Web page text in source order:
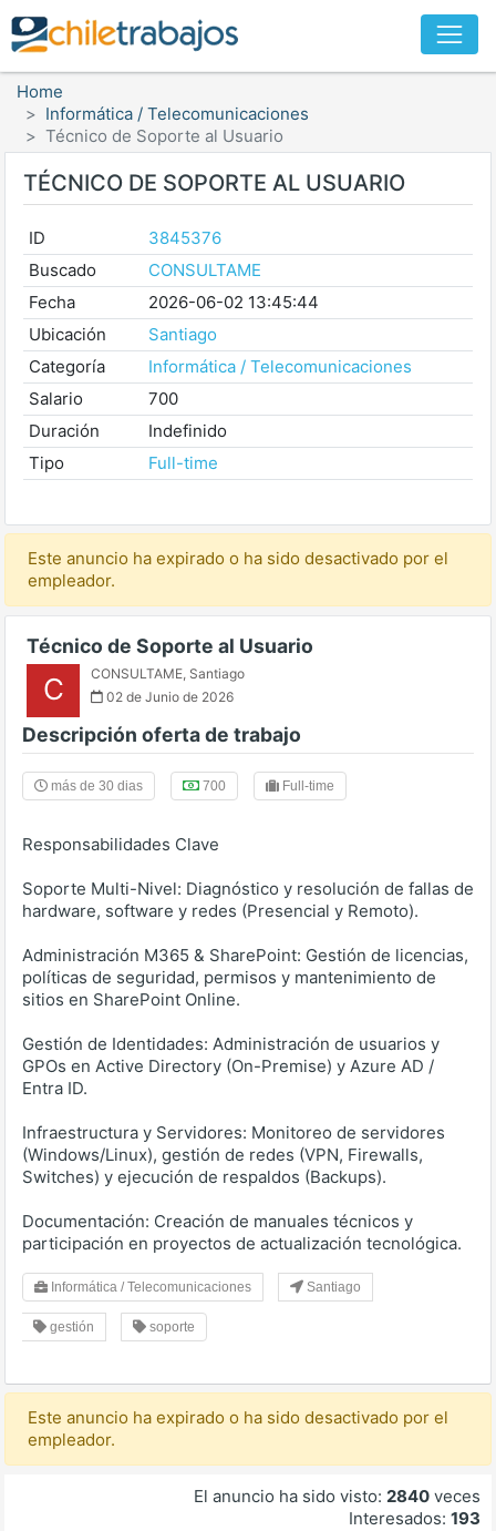
Home
Informática / Telecomunicaciones
Técnico de Soporte al Usuario
TÉCNICO DE SOPORTE AL USUARIO
ID
3845376
Buscado
CONSULTAME
Fecha
2026-06-02 13:45:44
Ubicación
Santiago
Categoría
Informática / Telecomunicaciones
Salario
700
Duración
Indefinido
Tipo
Full-time
Este anuncio ha expirado o ha sido desactivado por el
empleador.
Técnico de Soporte al Usuario
C CONSULTAME, Santiago
02 de Junio de 2026
Descripción oferta de trabajo
más de 30 dias 700 Full-time
Responsabilidades Clave
Soporte Multi-Nivel: Diagnóstico y resolución de fallas de
hardware, software y redes (Presencial y Remoto).
Administración M365 & SharePoint: Gestión de licencias,
políticas de seguridad, permisos y mantenimiento de
sitios en SharePoint Online.
Gestión de Identidades: Administración de usuarios y
GPOs en Active Directory (On-Premise) y Azure AD /
Entra ID.
Infraestructura y Servidores: Monitoreo de servidores
(Windows/Linux), gestión de redes (VPN, Firewalls,
Switches) y ejecución de respaldos (Backups).
Documentación: Creación de manuales técnicos y
participación en proyectos de actualización tecnológica.
Informática / Telecomunicaciones Santiago
gestión soporte
Este anuncio ha expirado o ha sido desactivado por el
empleador.
El anuncio ha sido visto: 2840 veces
Interesados: 193